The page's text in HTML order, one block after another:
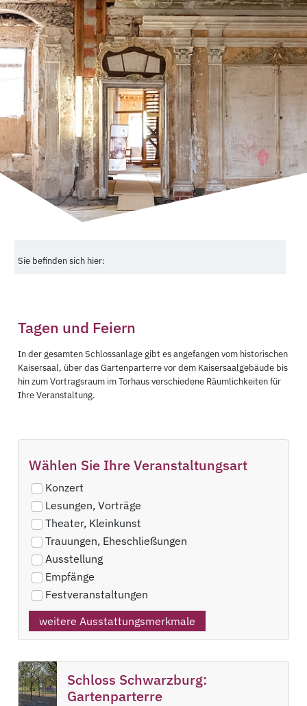
Sie befinden sich hier:
Tagen und Feiern
In der gesamten Schlossanlage gibt es angefangen vom historischen
Kaisersaal, über das Gartenparterre vor dem Kaisersaalgebäude bis
hin zum Vortragsraum im Torhaus verschiedene Räumlichkeiten für
Ihre Veranstaltung.
Wählen Sie Ihre Veranstaltungsart
Konzert
Lesungen, Vorträge
Theater, Kleinkunst
Trauungen, Eheschließungen
Ausstellung
Empfänge
Festveranstaltungen
weitere Ausstattungsmerkmale
Schloss Schwarzburg:
Gartenparterre